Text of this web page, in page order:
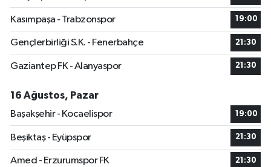
Kasımpaşa - Trabzonspor 19:00
Gençlerbirliği S.K. - Fenerbahçe 21:30
Gaziantep FK - Alanyaspor 21:30
16 Ağustos, Pazar
Başakşehir - Kocaelispor
19:00
Beşiktaş - Eyüpspor 21:30
Amed - Erzurumspor FK 21:30